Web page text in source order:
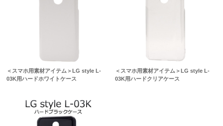
＜スマホ用素材アイテム＞LG style L-
03K用ハードホワイトケース
＜スマホ用素材アイテム＞LG style L-
03K用ハードクリアケース